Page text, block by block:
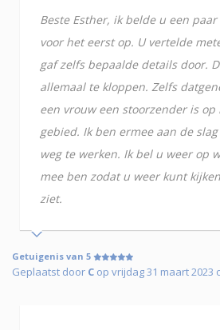
Beste Esther, ik belde u een
voor het eerst op. U vertelde
gaf zelfs bepaalde details door.
allemaal te kloppen. Zelfs
een vrouw een stoorzender is
gebied. Ik ben ermee aan de
weg te werken. Ik bel u weer op
mee ben zodat u weer kunt
ziet.
Getuigenis van 5
Geplaatst door C op vrijdag 31 maart 2023